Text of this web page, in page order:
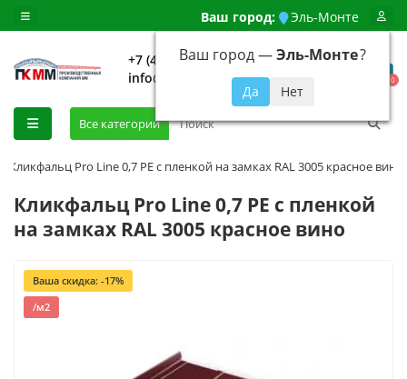
Ваш город: Эль-Монте
Ваш город —Эль-Монте?
+7 (499) 648-92-94
info@evroshtaketnikmoskva.ru
0
Все категории
Кликфальц Pro Line 0,7 PE с пленкой на замках RAL 3005 красное вино
Кликфальц Pro Line 0,7 PE с пленкой
на замках RAL 3005 красное вино
Ваша скидка: -17%
/м2